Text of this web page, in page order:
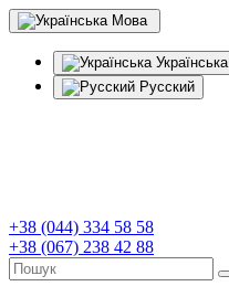
Мова
Українська
Русский
+38 (044) 334 58 58
+38 (067) 238 42 88